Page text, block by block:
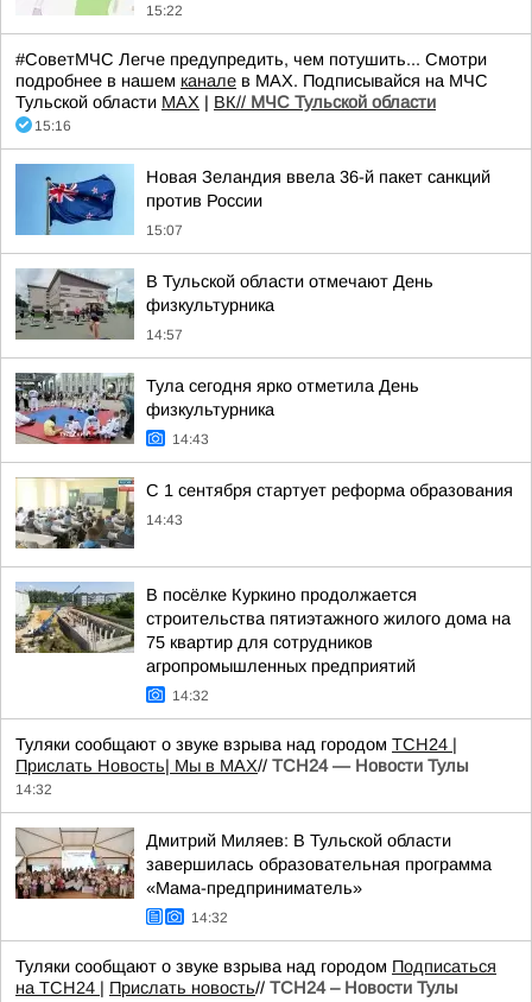
15:22
#СоветМЧС Легче предупредить, чем потушить... Смотри
подробнее в нашем канале в МАХ. Подписывайся на МЧС
Тульской области MAX | ВК// МЧС Тульской области
15:16
Новая Зеландия ввела 36-й пакет санкций
против России
15:07
В Тульской области отмечают День
физкультурника
14:57
Тула сегодня ярко отметила День
физкультурника
14:43
С 1 сентября стартует реформа образования
14:43
В посёлке Куркино продолжается
строительства пятиэтажного жилого дома на
75 квартир для сотрудников
агропромышленных предприятий
14:32
Туляки сообщают о звуке взрыва над городом ТСН24 |
Прислать Новость| Мы в МАХ// ТСН24 — Новости Тулы
14:32
Дмитрий Миляев: В Тульской области
завершилась образовательная программа
«Мама-предприниматель»
14:32
Туляки сообщают о звуке взрыва над городом Подписаться
на ТСН24 | Прислать новость// ТСН24 – Новости Тулы